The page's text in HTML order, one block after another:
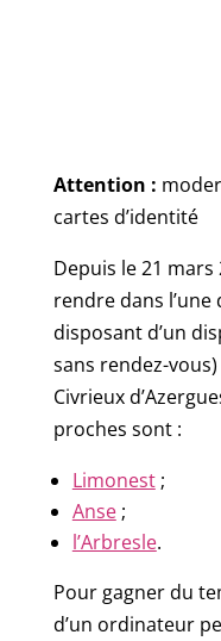
Attention :
cartes d’identité
Depuis le 21
rendre dans
disposant d’un
sans rendez-
Civrieux
proches sont :
Limonest;
Anse;
l’Arbresle.
Pour gagner du
d’un ordinateur